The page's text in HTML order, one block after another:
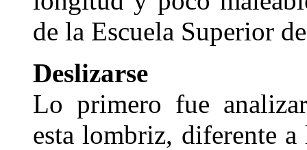
de la Escuela Superior
Deslizarse
Lo primero fue
esta lombriz, diferente